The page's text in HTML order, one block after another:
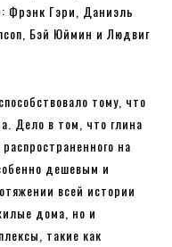
Фрэнк Гэри, Даниэль
Бэй Юймин и Людвиг
тому, что
Дело в том, что глина
на
дешевым и
всей истории
дома, но и
такие как